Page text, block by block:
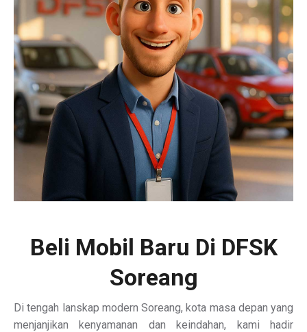
Beli Mobil Baru Di DFSK
Soreang
Di tengah lanskap modern Soreang, kota masa depan yang
menjanjikan kenyamanan dan keindahan, kami hadir